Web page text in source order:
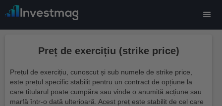
Preț de exercițiu (strike price)
Prețul de exercițiu, cunoscut și sub numele de strike price,
este prețul specific stabilit pentru un contract de opțiune la
care titularul poate cumpăra sau vinde o anumită acțiune sau
marfă într-o dată ulterioară. Acest preț este stabilit de cel care